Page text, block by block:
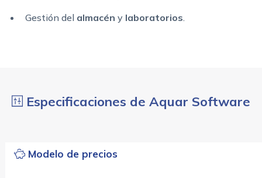
Gestión del almacén y laboratorios
Especificaciones de Aquar Software
Modelo de precios